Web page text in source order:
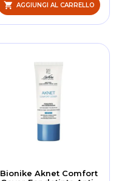
AGGIUNGI AL CARRELLO
Bionike Aknet Comfort